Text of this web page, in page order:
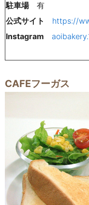
駐車場有
公式サイト
https://
Instagram
CAFEフーガス